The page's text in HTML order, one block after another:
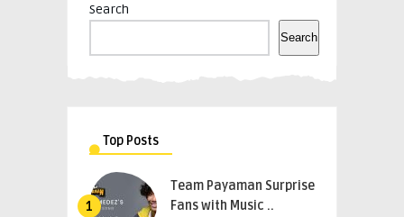
Search
Search
Top Posts
1
Team Payaman Surprise
Fans with Music ..